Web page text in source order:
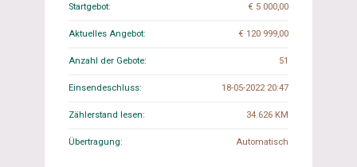
Startgebot: € 5 000,00
Aktuelles Angebot: € 120 999,00
Anzahl der Gebote: 51
Einsendeschluss: 18-05-2022 20:47
Zählerstand lesen: 34.626 KM
Übertragung: Automatisch